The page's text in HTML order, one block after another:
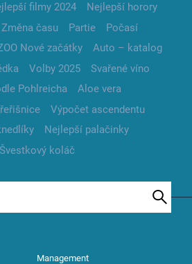
filmy 2024
Nejlepší horory
Změna času Partie
Počasí
Nové začátky
Auto – katalog
Volby 2025
Svařené víno
Pohlreicha
Aloe vera
Výpočet ascendentu
Nejlepší palačinky
Švestkový koláč
Management